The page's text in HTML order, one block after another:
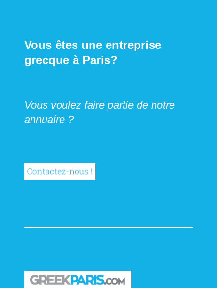
Vous êtes une entreprise
grecque à Paris?
Vous voulez faire partie de notre
annuaire ?